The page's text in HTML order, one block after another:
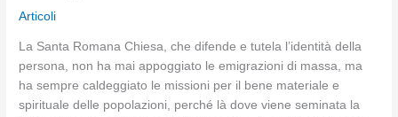
Articoli
La Santa Romana Chiesa, che difende e tutela l’identità della
persona, non ha mai appoggiato le emigrazioni di massa, ma
ha sempre caldeggiato le missioni per il bene materiale e
spirituale delle popolazioni, perché là dove viene seminata la